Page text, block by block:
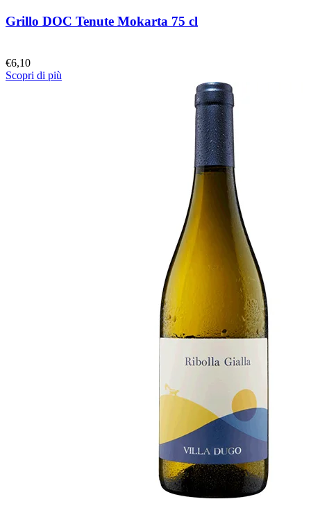
Grillo DOC Tenute Mokarta 75 cl
€6,10
Scopri di più